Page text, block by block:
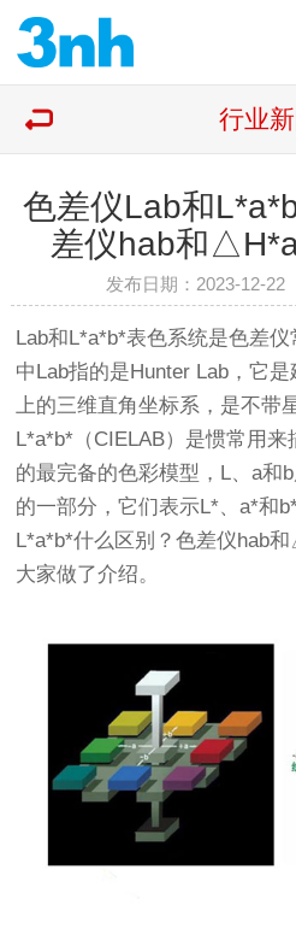
行业
色差仪Lab和
差仪hab和
发布日期：2023-12-22
Lab和L*a*b*表色系统是色差
中Lab指的是Hunter Lab，它
上的三维直角坐标系，是不带
L*a*b*（CIELAB）是惯常用
的最完备的色彩模型，L、a和
的一部分，它们表示L*、a*和
L*a*b*什么区别？色差仪hab
大家做了介绍。